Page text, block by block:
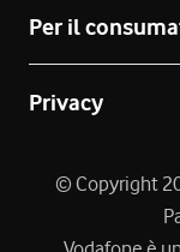
Per il
Privacy
© Copyright